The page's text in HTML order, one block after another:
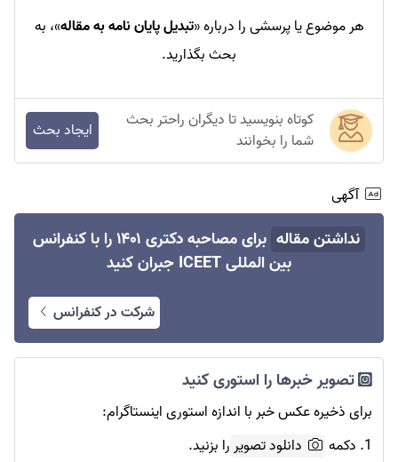
هر موضوع یا پرسشی را درباره «تبدیل پایان نامه به مقاله»، به
بحث بگذارید.
کوتاه بنویسید تا دیگران راحتر بحث
شما را بخوانند
ایجاد بحث
آگهی
نداشتن مقاله
برای مصاحبه دکتری ۱۴۰۱ را با کنفرانس
بین المللی ICEET جبران کنید
شرکت در کنفرانس
تصویر خبرها را استوری کنید
برای ذخیره عکس خبر با اندازه استوری اینستاگرام:
1. دکمه
دانلود تصویررا بزنید.